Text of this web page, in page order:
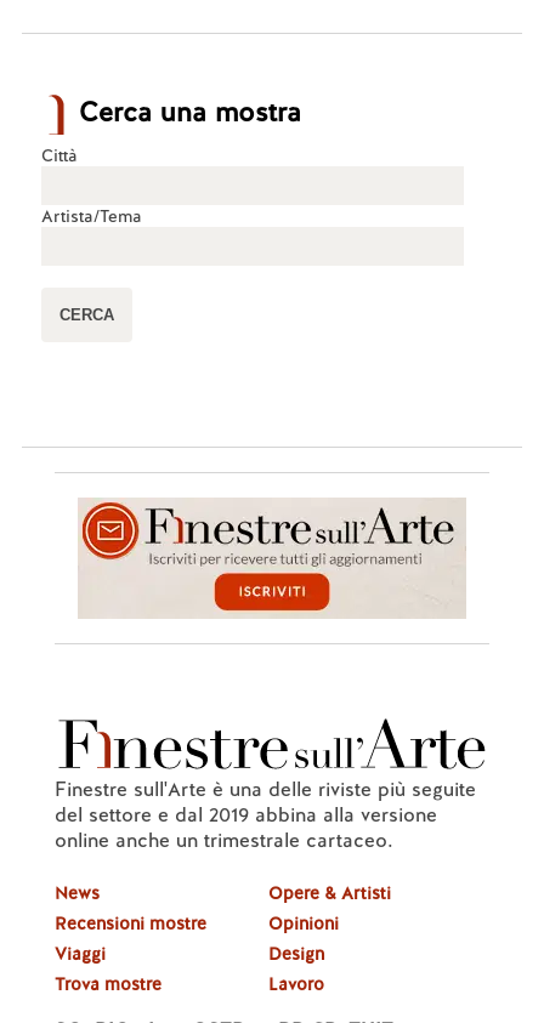
Cerca una mostra
Città
Artista/Tema
Finestre sull'Arte è una delle riviste più seguite
del settore e dal 2019 abbina alla versione
online anche un trimestrale cartaceo.
News
Recensioni mostre
Viaggi
Trova mostre
Opere & Artisti
Opinioni
Design
Lavoro